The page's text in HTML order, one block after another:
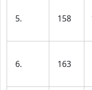
5. 158
6. 163